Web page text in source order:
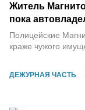
ДЕЖУРНАЯ ЧАСТЬ
Житель
пока
Полицейские
краже чужого